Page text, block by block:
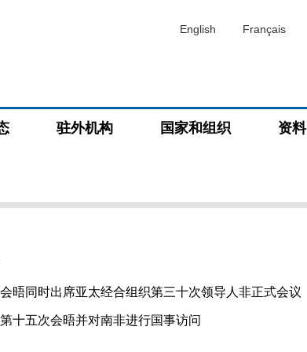
English Français
驻外机构 国家和组织 资料
晤同时出席亚太经合组织第三十次领导人非正式会议
十五次会晤并对南非进行国事访问